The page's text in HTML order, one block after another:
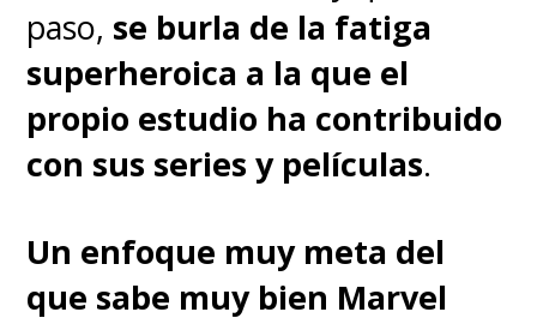
(Kirsh),Alex Lawther(Hermit),
Samuel Blenkin(Boy Kavalier),
Babou Ceesay(Morrow),
Adrian Edmondson(Atom
Eins),
David Rysdahl
(Arthur
Sylvia),Essie Davis(Dame
paso, se burla de la fatiga
superheroica a la que el
propio estudio ha contribuido
con sus series y películas.
Un enfoque muy meta del
que sabe muy bien Marvel